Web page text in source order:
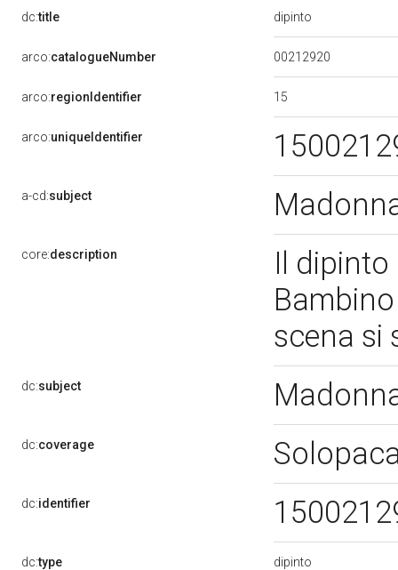
dc:title dipinto
arco:catalogueNumber 00212920
arco:regionIdentifier 15
arco:uniqueIdentifier
a-cd:subject
core:description
Il
scena si
dc:subject
dc:coverage
dc:identifier
dc:type dipinto